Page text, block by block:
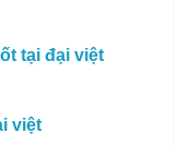
tại đại việt
việt